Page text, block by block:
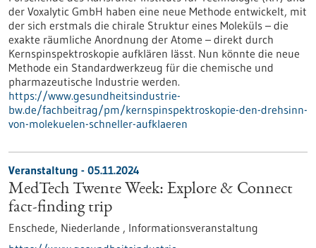
der Voxalytic GmbH haben eine neue Methode entwickelt, mit
der sich erstmals die chirale Struktur eines Moleküls – die
exakte räumliche Anordnung der Atome – direkt durch
Kernspinspektroskopie aufklären lässt. Nun könnte die neue
Methode ein Standardwerkzeug für die chemische und
pharmazeutische Industrie werden.
https://www.gesundheitsindustrie-
bw.de/fachbeitrag/pm/kernspinspektroskopie-den-drehsinn-
von-molekuelen-schneller-aufklaeren
Veranstaltung - 05.11.2024
MedTech Twente Week: Explore & Connect
fact-finding trip
Enschede, Niederlande , Informationsveranstaltung